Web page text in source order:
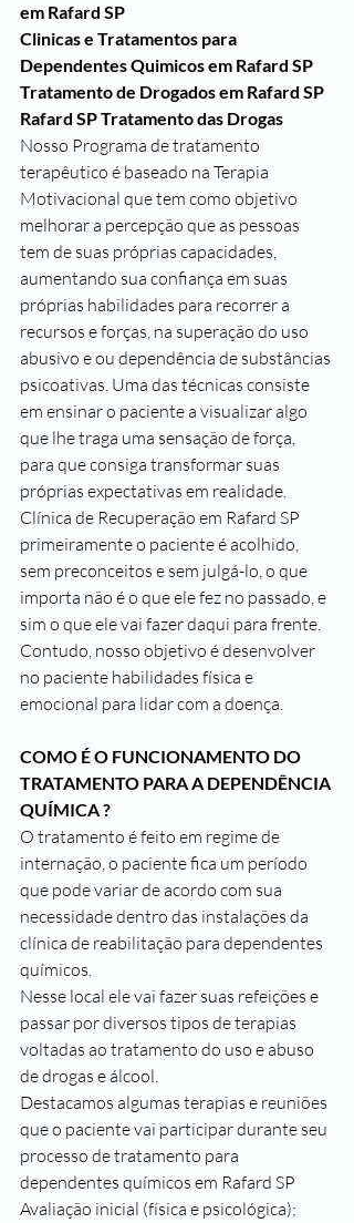
em Rafard SP
Clinicas e Tratamentos para
Dependentes Quimicos em Rafard SP
Tratamento de Drogados em Rafard SP
Rafard SP Tratamento das Drogas
Nosso Programa de tratamento
terapêutico é baseado na Terapia
Motivacional que tem como objetivo
melhorar a percepção que as pessoas
tem de suas próprias capacidades,
aumentando sua confiança em suas
próprias habilidades para recorrer a
recursos e forças, na superação do uso
abusivo e ou dependência de substâncias
psicoativas. Uma das técnicas consiste
em ensinar o paciente a visualizar algo
que lhe traga uma sensação de força,
para que consiga transformar suas
próprias expectativas em realidade.
Clínica de Recuperação em Rafard SP
primeiramente o paciente é acolhido,
sem preconceitos e sem julgá-lo, o que
importa não é o que ele fez no passado, e
sim o que ele vai fazer daqui para frente.
Contudo, nosso objetivo é desenvolver
no paciente habilidades física e
emocional para lidar com a doença.
COMO É O FUNCIONAMENTO DO
TRATAMENTO PARA A DEPENDÊNCIA
QUÍMICA ?
O tratamento é feito em regime de
internação, o paciente fica um período
que pode variar de acordo com sua
necessidade dentro das instalações da
clínica de reabilitação para dependentes
químicos.
Nesse local ele vai fazer suas refeições e
passar por diversos tipos de terapias
voltadas ao tratamento do uso e abuso
de drogas e álcool.
Destacamos algumas terapias e reuniões
que o paciente vai participar durante seu
processo de tratamento para
dependentes químicos em Rafard SP
Avaliação inicial (física e psicológica);